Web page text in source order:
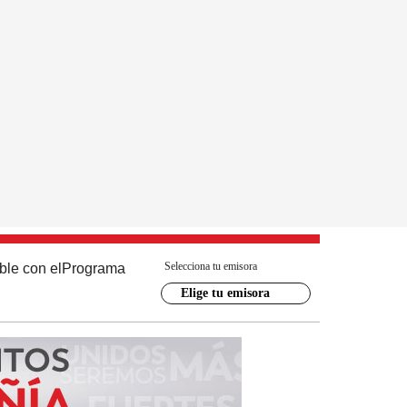
con el Programa Selecciona tu emisora
Elige tu emisora